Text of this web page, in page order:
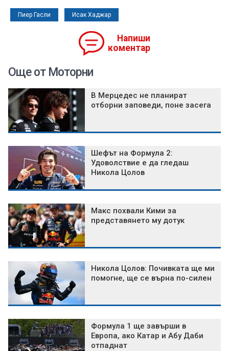
Пиер Гасли Исак Хаджар
Напиши
коментар
Още от Моторни
В Мерцедес не планират
отборни заповеди, поне засега
Шефът на Формула 2:
Удоволствие е да гледаш
Никола Цолов
Макс похвали Кими за
представянето му дотук
Никола Цолов: Почивката ще ми
помогне, ще се върна по-силен
Формула 1 ще завърши в
Европа, ако Катар и Абу Даби
отпаднат